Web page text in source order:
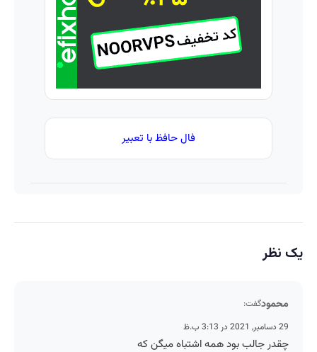
فال حافظ با تعبیر
یک نظر
محمودگفت:
29 دسامبر, 2021 در 3:13 ب.ظ
چقدر جالب بود همه اشتباه میگن که